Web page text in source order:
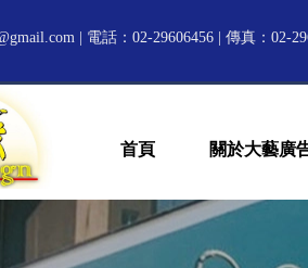
| 電話：02-29606456 | 傳真：02-
首頁 關於大藝廣